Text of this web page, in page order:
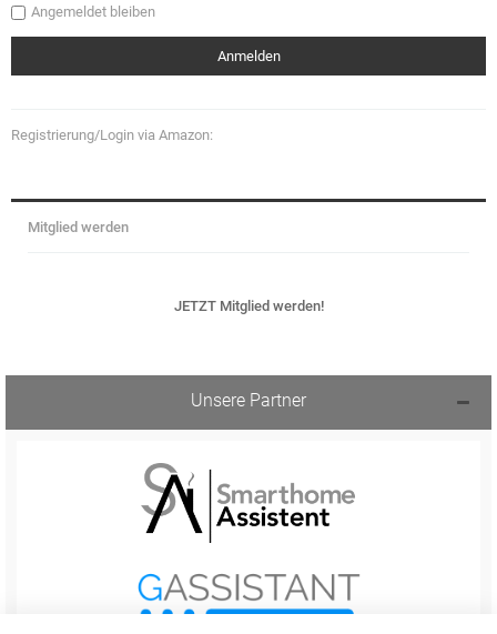
Angemeldet bleiben
Registrierung/Login via Amazon:
Mitglied werden
JETZT Mitglied werden!
Unsere Partner